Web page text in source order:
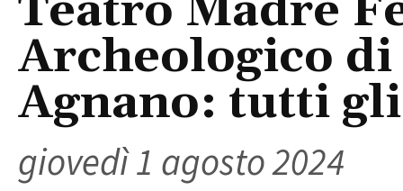
Teatro Madre
Archeologico
Agnano: tutti
giovedì 1 agosto 2024